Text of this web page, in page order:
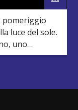
pomeriggio
luce del sole.
uno
ed amava